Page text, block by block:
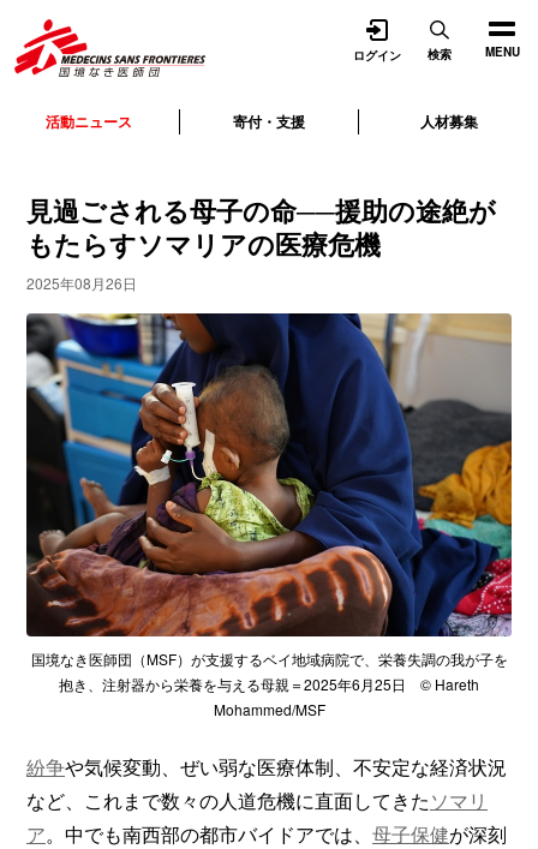
MENU
活動ニュース 寄付・支援 人材募集
ログイン 検索
見過ごされる母子の命──援助の途絶が
もたらすソマリアの医療危機
2025年08月26日
国境なき医師団（MSF）が支援するベイ地域病院で、栄養失調の我が子を
抱き、注射器から栄養を与える母親＝2025年6月25日 © Hareth
Mohammed/MSF
紛争や気候変動、ぜい弱な医療体制、不安定な経済状況
など、これまで数々の人道危機に直面してきたソマリ
ア。中でも南西部の都市バイドアでは、 母子保健が深刻